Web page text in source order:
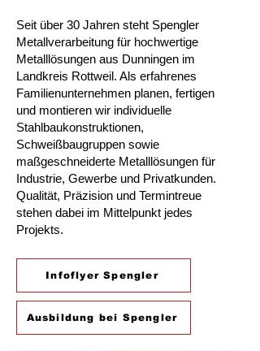
Seit über 30 Jahren steht Spengler
Metallverarbeitung für hochwertige
Metalllösungen aus Dunningen im
Landkreis Rottweil. Als erfahrenes
Familienunternehmen planen, fertigen
und montieren wir individuelle
Stahlbaukonstruktionen,
Schweißbaugruppen sowie
maßgeschneiderte Metalllösungen für
Industrie, Gewerbe und Privatkunden.
Qualität, Präzision und Termintreue
stehen dabei im Mittelpunkt jedes
Projekts.
Infoflyer Spengler
Ausbildung bei Spengler